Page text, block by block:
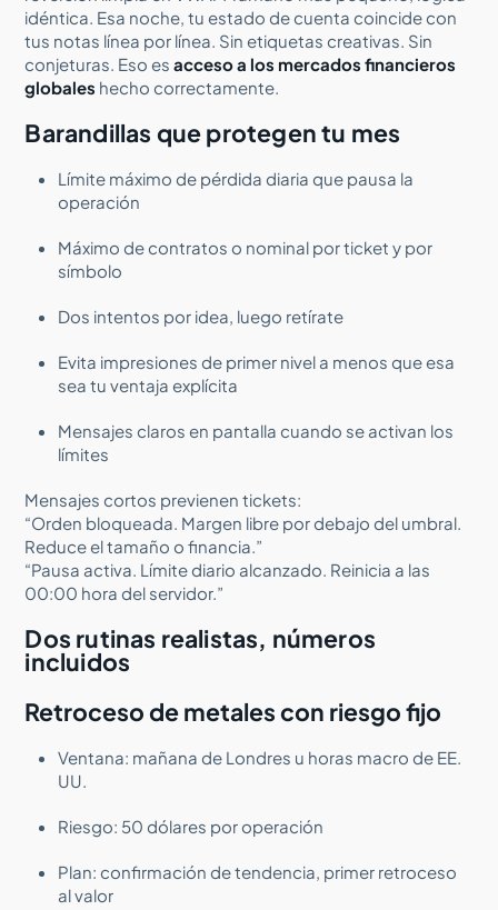
idéntica. Esa noche, tu estado de cuenta coincide con
tus notas línea por línea. Sin etiquetas creativas. Sin
conjeturas. Eso esacceso a los mercados financieros
globales hecho correctamente.
Barandillas que protegen tu mes
Límite máximo de pérdida diaria que pausa la
operación
Máximo de contratos o nominal por ticket y por
símbolo
Dos intentos por idea, luego retírate
Evita impresiones de primer nivel a menos que esa
sea tu ventaja explícita
Mensajes claros en pantalla cuando se activan los
límites
Mensajes cortos previenen tickets:
“Orden bloqueada. Margen libre por debajo del umbral.
Reduce el tamaño o financia.”
“Pausa activa. Límite diario alcanzado. Reinicia a las
00:00 hora del servidor.”
Dos rutinas realistas, números
incluidos
Retroceso de metales con riesgo fijo
Ventana: mañana de Londres u horas macro de EE.
UU.
Riesgo: 50 dólares por operación
Plan: confirmación de tendencia, primer retroceso
al valor